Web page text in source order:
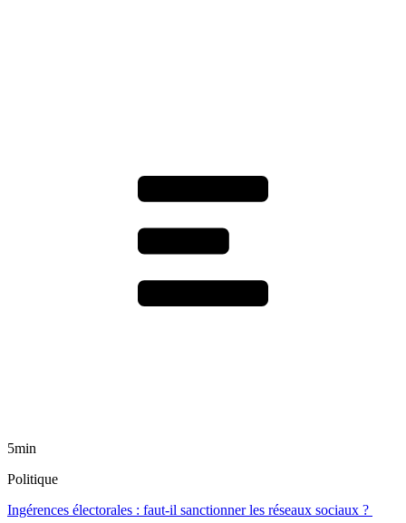
5min
Politique
Ingérences électorales : faut-il sanctionner les réseaux sociaux ?